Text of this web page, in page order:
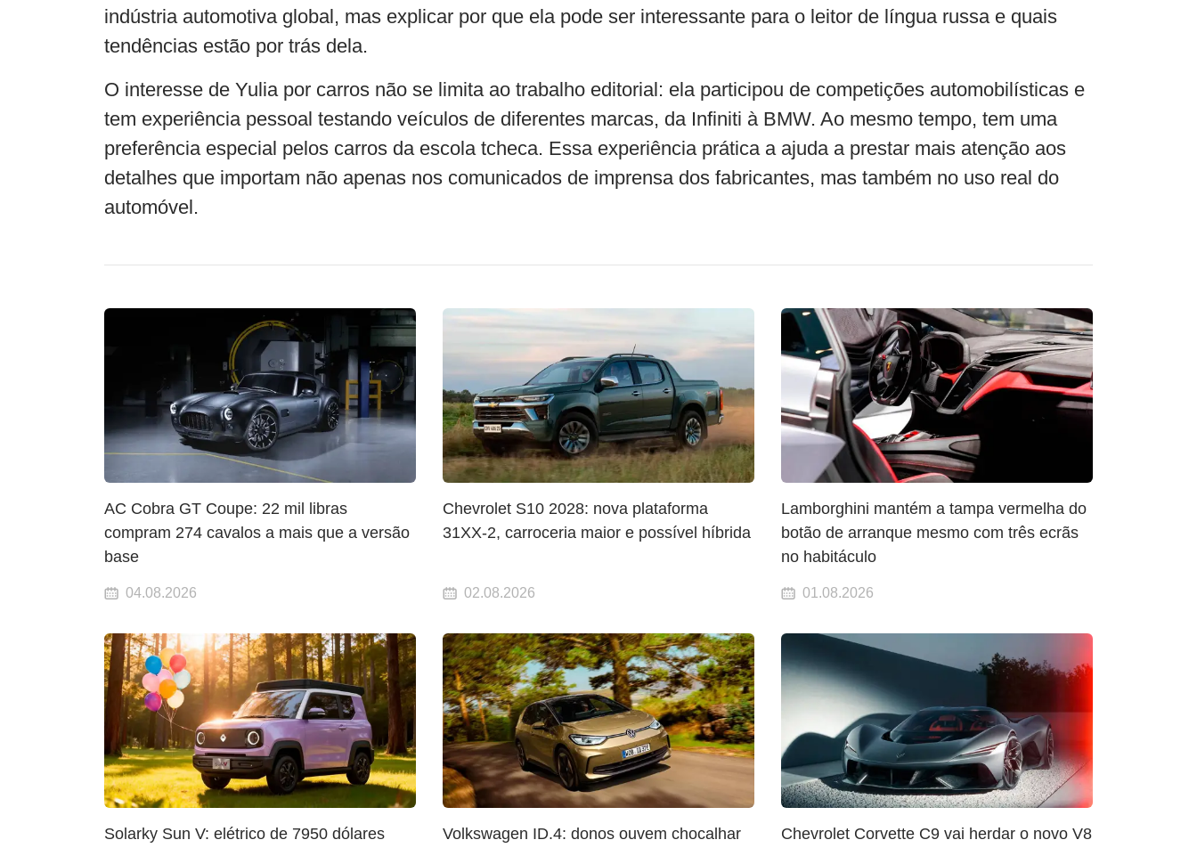
indústria automotiva global, mas explicar por que ela pode ser interessante para o leitor de língua russa e quais
tendências estão por trás dela.
O interesse de Yulia por carros não se limita ao trabalho editorial: ela participou de competições automobilísticas e
tem experiência pessoal testando veículos de diferentes marcas, da Infiniti à BMW. Ao mesmo tempo, tem uma
preferência especial pelos carros da escola tcheca. Essa experiência prática a ajuda a prestar mais atenção aos
detalhes que importam não apenas nos comunicados de imprensa dos fabricantes, mas também no uso real do
automóvel.
AC Cobra GT Coupe: 22 mil libras
compram 274 cavalos a mais que a versão
base
04.08.2026
Chevrolet S10 2028: nova plataforma
31XX-2, carroceria maior e possível híbrida
02.08.2026
Lamborghini mantém a tampa vermelha do
botão de arranque mesmo com três ecrãs
no habitáculo
01.08.2026
Solarky Sun V: elétrico de 7950 dólares
Volkswagen ID.4: donos ouvem chocalhar
Chevrolet Corvette C9 vai herdar o novo V8